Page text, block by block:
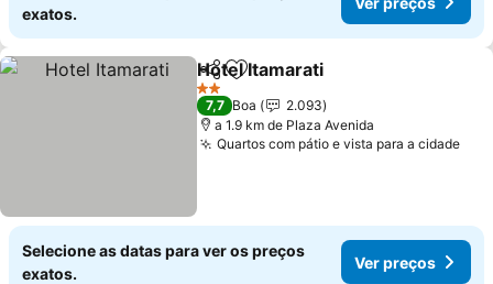
exatos.
PartilharAdicionar aos favoritos
Hotel Itamarati
2 Estrelas
7,7 Boa
2.093
a 1.9 km de Plaza Avenida
Quartos com pátio e vista para a cidade
Selecione as datas para ver os preços
exatos.
Ver preços